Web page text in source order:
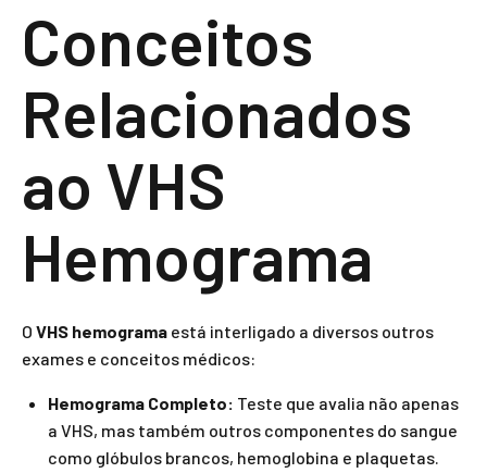
Conceitos
Relacionados
ao VHS
Hemograma
O VHS hemograma está interligado a diversos outros
exames e conceitos médicos:
Hemograma Completo: Teste que avalia não apenas
a VHS, mas também outros componentes do sangue
como glóbulos brancos, hemoglobina e plaquetas.